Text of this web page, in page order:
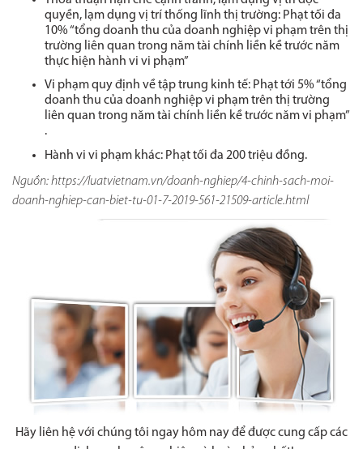
quyền, lạm dụng vị trí thống lĩnh thị trường: Phạt tối đa
10% “tổng doanh thu của doanh nghiệp vi phạm trên thị
trường liên quan trong năm tài chính liền kề trước năm
thực hiện hành vi vi phạm”
Vi phạm quy định về tập trung kinh tế: Phạt tới 5% “tổng
doanh thu của doanh nghiệp vi phạm trên thị trường
liên quan trong năm tài chính liền kề trước năm vi phạm”
.
Hành vi vi phạm khác: Phạt tối đa 200 triệu đồng.
Nguồn: https://luatvietnam.vn/doanh-nghiep/4-chinh-sach-moi-
doanh-nghiep-can-biet-tu-01-7-2019-561-21509-article.html
Hãy liên hệ với chúng tôi ngay hôm nay để được cung cấp các